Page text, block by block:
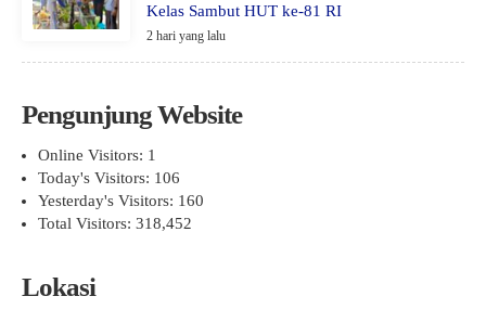
Kelas Sambut HUT ke-81 RI
2 hari yang lalu
Pengunjung Website
Online Visitors: 1
Today's Visitors: 106
Yesterday's Visitors: 160
Total Visitors: 318,452
Lokasi